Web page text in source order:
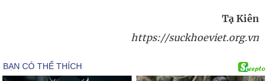
Tạ Kiên
https://suckhoeviet.org.vn